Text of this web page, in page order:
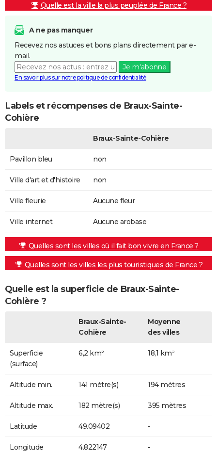
Quelle est la ville la plus peuplée de France ?
A ne pas manquer
Recevez nos astuces et bons plans directement par e-
mail.
Je m'abonne
En savoir plus sur notre politique de confidentialité
Labels et récompenses de Braux-Sainte-
Cohière
Braux-Sainte-Cohière
Pavillon bleu non
Ville d'art et d'histoire non
Ville fleurie Aucune fleur
Ville internet Aucune arobase
Quelles sont les villes où il fait bon vivre en France ?
Quelles sont les villes les plus touristiques de France ?
Quelle est la superficie de Braux-Sainte-
Cohière ?
Braux-Sainte-
Cohière
Moyenne
des villes
Superficie
(surface)
6,2 km² 18,1 km²
Altitude min. 141 mètre(s) 194 mètres
Altitude max. 182 mètre(s) 395 mètres
Latitude 49.09402 -
Longitude 4.822147 -